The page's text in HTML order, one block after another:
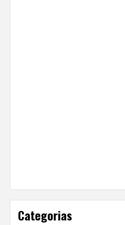
Categorias